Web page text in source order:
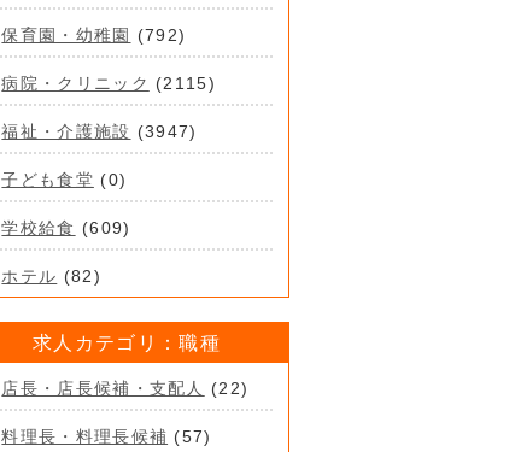
保育園・幼稚園 (792)
病院・クリニック (2115)
福祉・介護施設 (3947)
子ども食堂 (0)
学校給食 (609)
ホテル (82)
求人カテゴリ：職種
店長・店長候補・支配人 (22)
料理長・料理長候補 (57)